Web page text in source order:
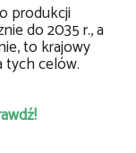
produkcji
do 2035 r., a
to krajowy
tych celów.